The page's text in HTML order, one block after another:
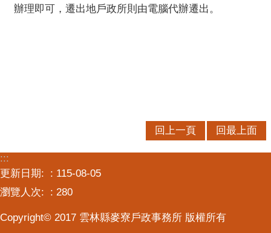
辦理即可，遷出地戶政所則由電腦代辦遷出。
回上一頁 回最上面
:::
更新日期:
115-08-05
瀏覽人次:
280
Copyright© 2017 雲林縣麥寮戶政事務所 版權所有